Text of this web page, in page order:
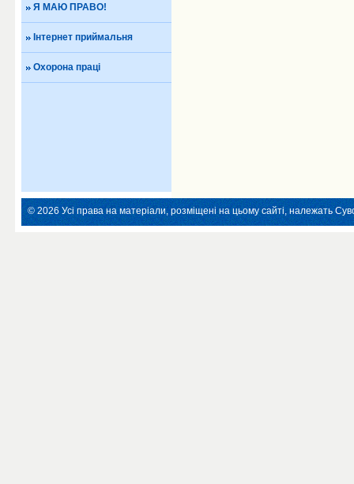
Я МАЮ ПРАВО!
Інтернет приймальня
Охорона праці
© 2026 Усі права на матеріали, розміщені на цьому сайті, належать